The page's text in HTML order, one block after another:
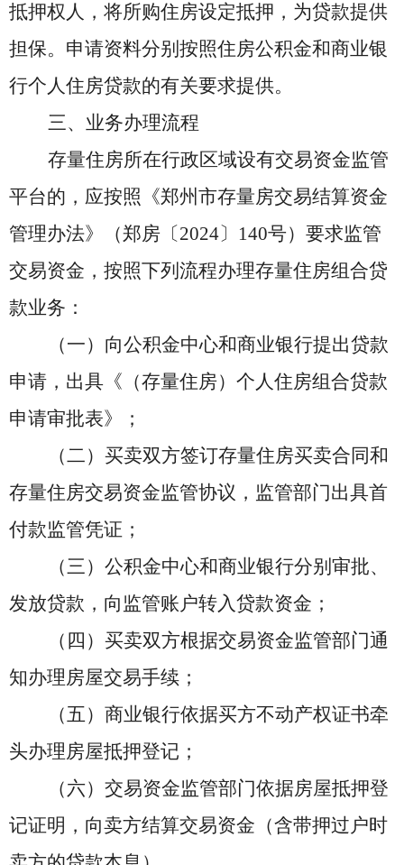
抵押权人，将所购住房设定抵押，为贷款提供
担保。申请资料分别按照住房公积金和商业银
行个人住房贷款的有关要求提供。
三、业务办理流程
存量住房所在行政区域设有交易资金监管
平台的，应按照《郑州市存量房交易结算资金
管理办法》（郑房〔2024〕140号）要求监管
交易资金，按照下列流程办理存量住房组合贷
款业务：
（一）向公积金中心和商业银行提出贷款
申请，出具《 （存量住房） 个人住房组合贷款
申请审批表》；
（二）买卖双方签订存量住房买卖合同和
存量住房交易资金监管协议，监管部门出具首
付款监管凭证；
（三）公积金中心和商业银行分别审批、
发放贷款，向监管账户转入贷款资金；
（四）买卖双方根据交易资金监管部门通
知办理房屋交易手续；
（五）商业银行依据买方不动产权证书牵
头办理房屋抵押登记；
（六）交易资金监管部门依据房屋抵押登
记证明，向卖方结算交易资金（含带押过户时